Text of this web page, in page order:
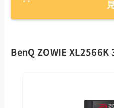
BenQ ZOWIE XL2566K